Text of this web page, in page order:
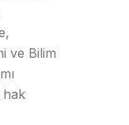
ve Bilim
hak